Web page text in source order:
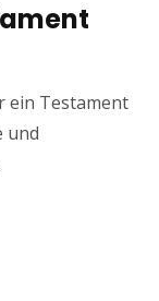
ein Testament
und